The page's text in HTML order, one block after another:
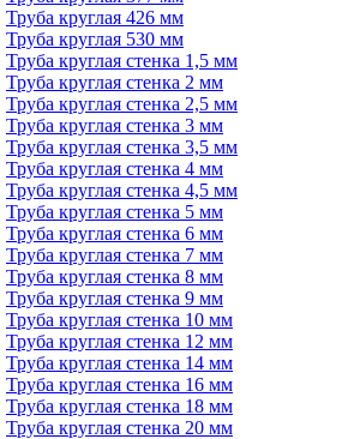
Труба круглая 426 мм
Труба круглая 530 мм
Труба круглая стенка 1,5 мм
Труба круглая стенка 2 мм
Труба круглая стенка 2,5 мм
Труба круглая стенка 3 мм
Труба круглая стенка 3,5 мм
Труба круглая стенка 4 мм
Труба круглая стенка 4,5 мм
Труба круглая стенка 5 мм
Труба круглая стенка 6 мм
Труба круглая стенка 7 мм
Труба круглая стенка 8 мм
Труба круглая стенка 9 мм
Труба круглая стенка 10 мм
Труба круглая стенка 12 мм
Труба круглая стенка 14 мм
Труба круглая стенка 16 мм
Труба круглая стенка 18 мм
Труба круглая стенка 20 мм